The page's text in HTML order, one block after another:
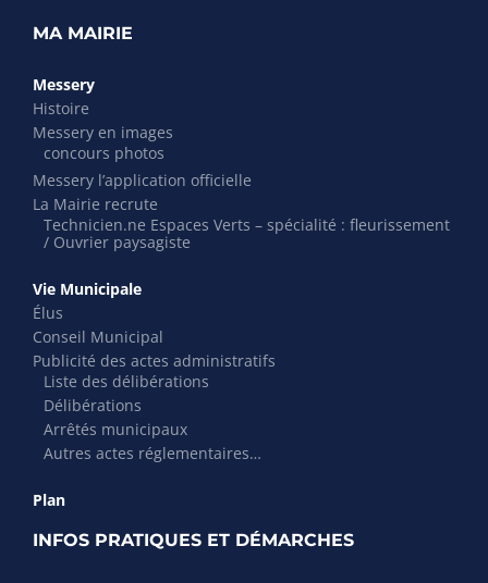
MA MAIRIE
Messery
Histoire
Messery en images
concours photos
Messery l’application officielle
La Mairie recrute
Technicien.ne Espaces Verts – spécialité : fleurissement
/ Ouvrier paysagiste
Vie Municipale
Élus
Conseil Municipal
Publicité des actes administratifs
Liste des délibérations
Délibérations
Arrêtés municipaux
Autres actes réglementaires…
Plan
INFOS PRATIQUES ET DÉMARCHES